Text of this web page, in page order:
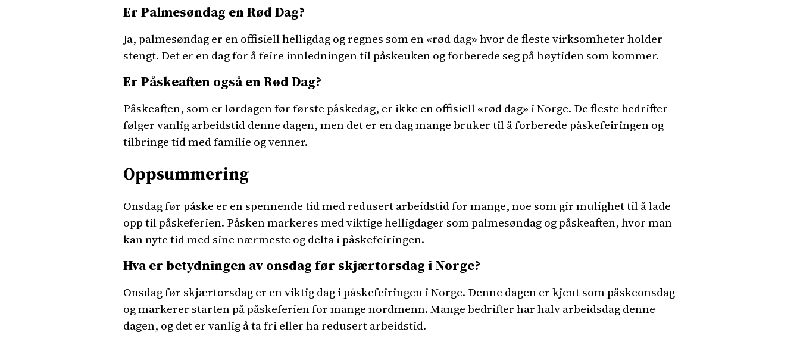
Er Palmesøndag en Rød Dag?
Ja, palmesøndag er en offisiell helligdag og regnes som en «rød dag» hvor de fleste virksomheter holder
stengt. Det er en dag for å feire innledningen til påskeuken og forberede seg på høytiden som kommer.
Er Påskeaften også en Rød Dag?
Påskeaften, som er lørdagen før første påskedag, er ikke en offisiell «rød dag» i Norge. De fleste bedrifter
følger vanlig arbeidstid denne dagen, men det er en dag mange bruker til å forberede påskefeiringen og
tilbringe tid med familie og venner.
Oppsummering
Onsdag før påske er en spennende tid med redusert arbeidstid for mange, noe som gir mulighet til å lade
opp til påskeferien. Påsken markeres med viktige helligdager som palmesøndag og påskeaften, hvor man
kan nyte tid med sine nærmeste og delta i påskefeiringen.
Hva er betydningen av onsdag før skjærtorsdag i Norge?
Onsdag før skjærtorsdag er en viktig dag i påskefeiringen i Norge. Denne dagen er kjent som påskeonsdag
og markerer starten på påskeferien for mange nordmenn. Mange bedrifter har halv arbeidsdag denne
dagen, og det er vanlig å ta fri eller ha redusert arbeidstid.